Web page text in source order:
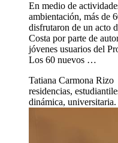
En medio de
ambientación, más de
disfrutaron de un acto
Costa por parte de
jóvenes usuarios del
Los 60 nuevos …
Tatiana Carmona Rizo
residencias,
dinámica, universitaria.